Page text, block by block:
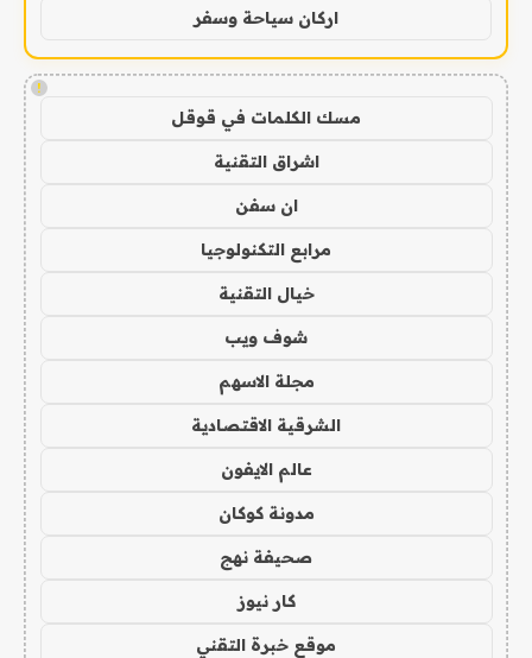
اركان سياحة وسفر
!
مسك الكلمات في قوقل
اشراق التقنية
ان سفن
مرابع التكنولوجيا
خيال التقنية
شوف ويب
مجلة الاسهم
الشرقية الاقتصادية
عالم الايفون
مدونة كوكان
صحيفة نهج
كار نيوز
موقع خبرة التقني